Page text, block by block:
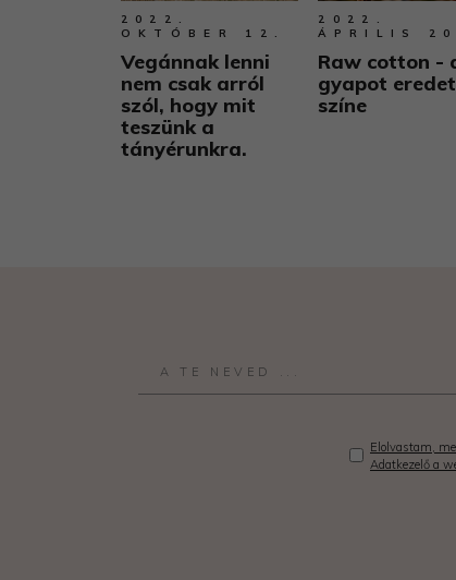
2022.
OKTÓBER 12.
Vegánnak lenni
nem csak arról
szól, hogy mit
teszünk a
tányérunkra.
2022.
ÁPRILIS
Raw cotton -
gyapot
színe
Elolvastam,
Adatkezelő a